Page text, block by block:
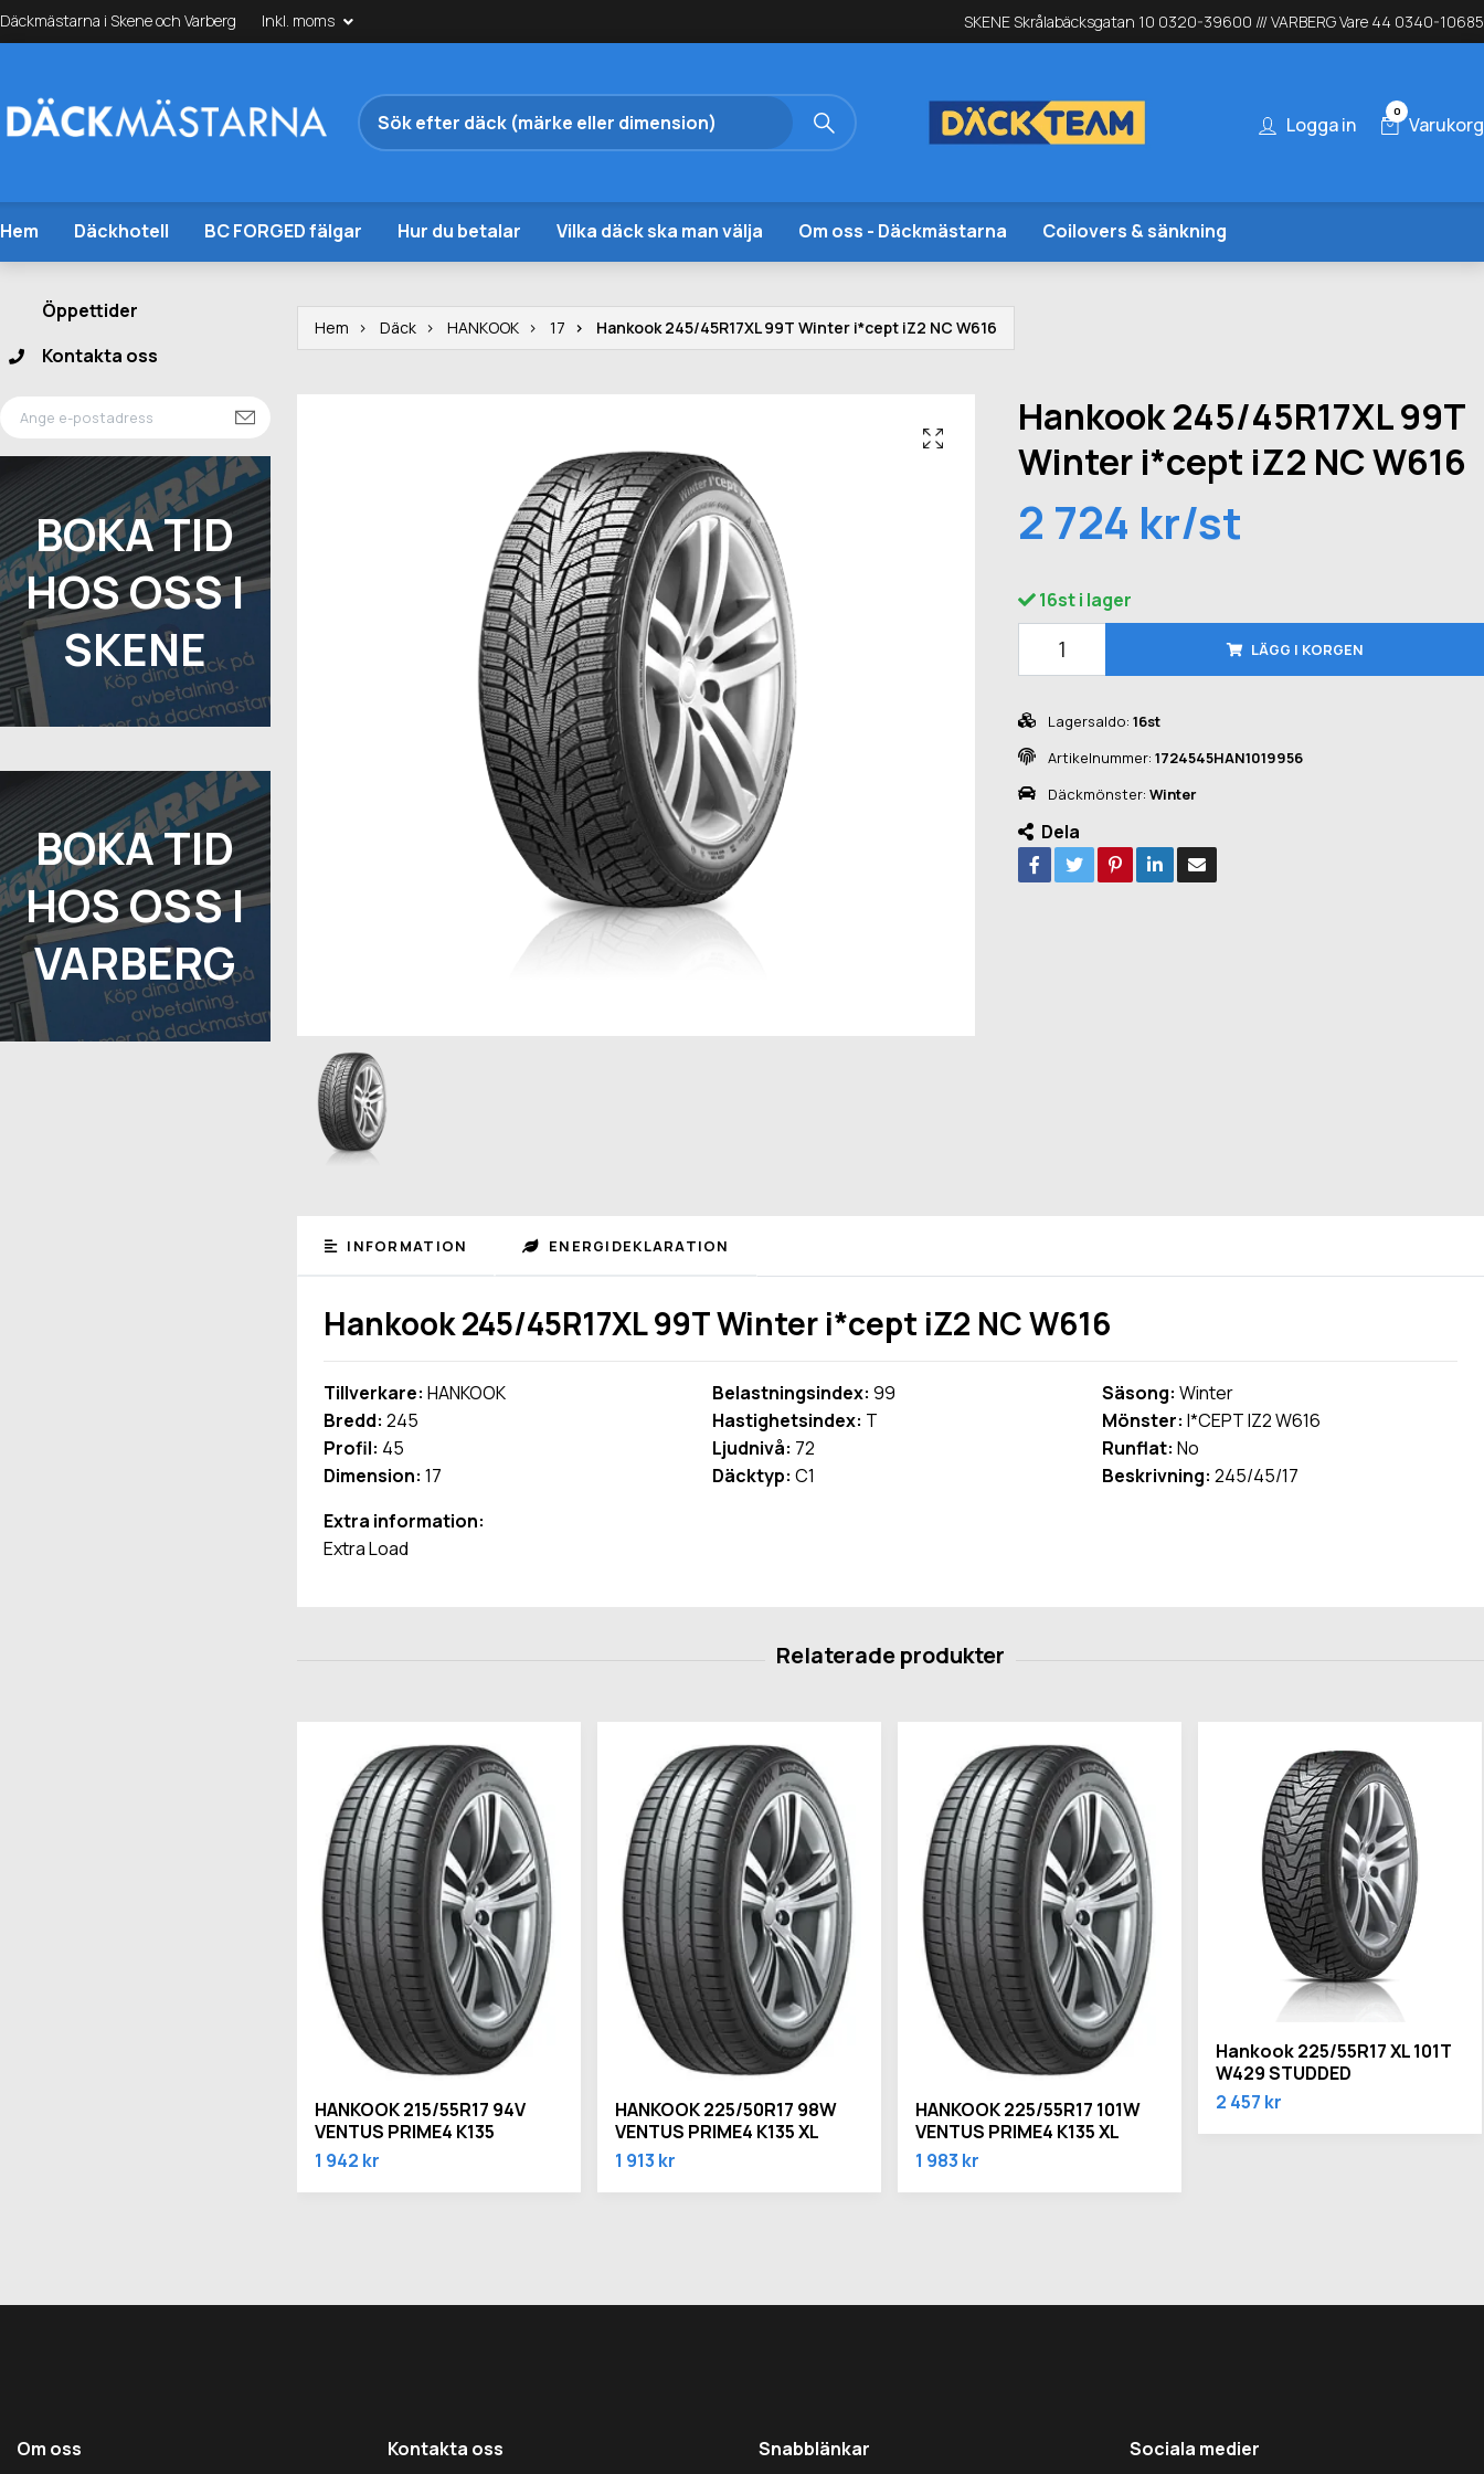
Däckmästarna i Skene och Varberg Inkl. moms SKENE Skrålabäcksgatan 10 0320-39600 /// VARBERG Vare 44 0340-10685
Logga in
0
Varukorg
Hem Däckhotell BC FORGED fälgar Hur du betalar Vilka däck ska man välja Om oss - Däckmästarna Coilovers & sänkning
Öppettider
Kontakta oss
BOKA TID
HOS OSS I
SKENE
BOKA TID
HOS OSS I
VARBERG
Hem Däck HANKOOK 17 Hankook 245/45R17XL 99T Winter i*cept iZ2 NC W616
Hankook 245/45R17XL 99T
Winter i*cept iZ2 NC W616
2 724 kr/st
16st i lager
LÄGG I KORGEN
Lagersaldo: 16st
Artikelnummer: 1724545HAN1019956
Däckmönster: Winter
Dela
INFORMATION ENERGIDEKLARATION
Hankook 245/45R17XL 99T Winter i*cept iZ2 NC W616
Tillverkare: HANKOOK
Bredd: 245
Profil: 45
Dimension: 17
Belastningsindex: 99
Hastighetsindex: T
Ljudnivå: 72
Däcktyp: C1
Säsong: Winter
Mönster: I*CEPT IZ2 W616
Runflat: No
Beskrivning: 245/45/17
Extra information:
Extra Load
HANKOOK 215/55R17 94V
VENTUS PRIME4 K135
1 942 kr
HANKOOK 225/50R17 98W
VENTUS PRIME4 K135 XL
1 913 kr
HANKOOK 225/55R17 101W
VENTUS PRIME4 K135 XL
1 983 kr
Hankook 225/55R17 XL 101T
W429 STUDDED
2 457 kr
Om oss Kontakta oss Snabblänkar Sociala medier